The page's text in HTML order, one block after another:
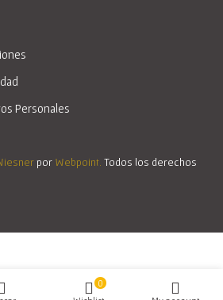
Personales
por Webpoint. Todos los derechos
0